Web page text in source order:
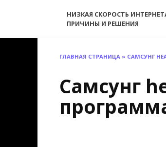
НИЗКАЯ СКОРОСТЬ
ПРИЧИНЫ И РЕШЕНИЯ
ГЛАВНАЯ СТРАНИЦА » САМСУНГ
Самсунг